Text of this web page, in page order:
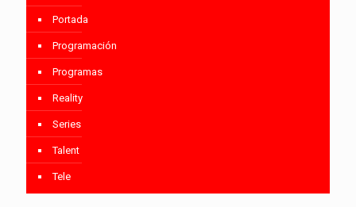
Portada
Programación
Programas
Reality
Series
Talent
Tele